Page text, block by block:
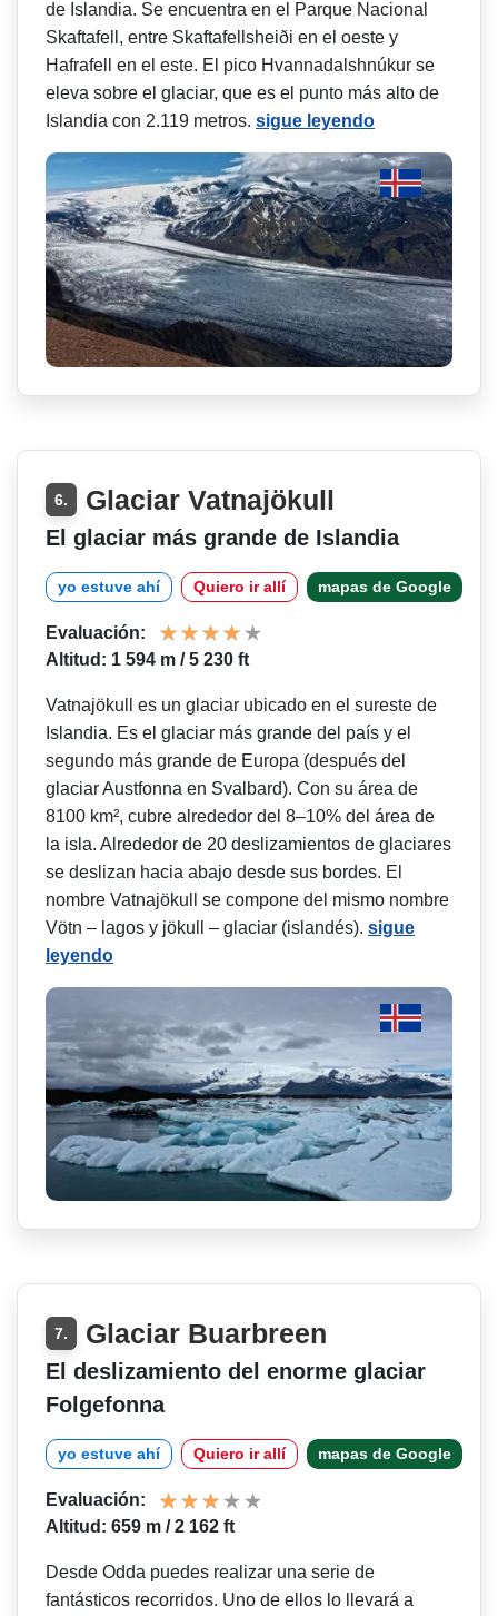
de Islandia. Se encuentra en el Parque Nacional
Skaftafell, entre Skaftafellsheiði en el oeste y
Hafrafell en el este. El pico Hvannadalshnúkur se
eleva sobre el glaciar, que es el punto más alto de
Islandia con 2.119 metros. sigue leyendo
6. Glaciar Vatnajökull
El glaciar más grande de Islandia
yo estuve ahí Quiero ir allí mapas de Google
Evaluación:
Altitud: 1 594 m / 5 230 ft
Vatnajökull es un glaciar ubicado en el sureste de
Islandia. Es el glaciar más grande del país y el
segundo más grande de Europa (después del
glaciar Austfonna en Svalbard). Con su área de
8100 km², cubre alrededor del 8–10% del área de
la isla. Alrededor de 20 deslizamientos de glaciares
se deslizan hacia abajo desde sus bordes. El
nombre Vatnajökull se compone del mismo nombre
Vötn – lagos y jökull – glaciar (islandés). sigue
leyendo
7. Glaciar Buarbreen
El deslizamiento del enorme glaciar
Folgefonna
yo estuve ahí Quiero ir allí mapas de Google
Evaluación:
Altitud: 659 m / 2 162 ft
Desde Odda puedes realizar una serie de
fantásticos recorridos. Uno de ellos lo llevará a